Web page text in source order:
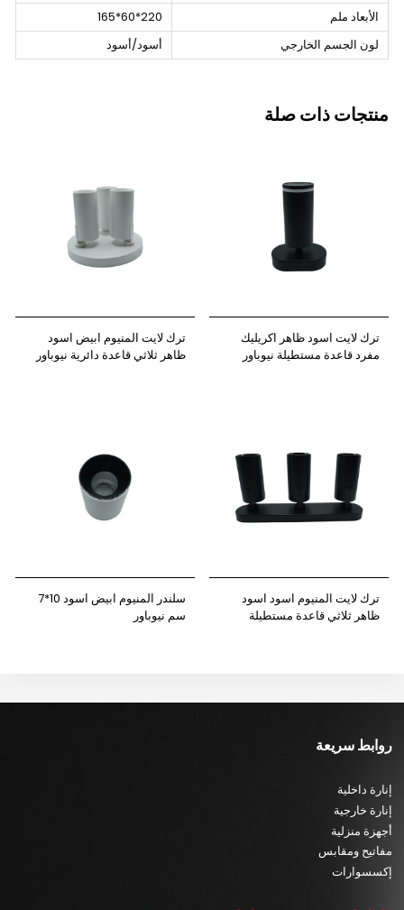
الأبعاد ملم
220*60*165
لون الجسم الخارجي
أسود/أسود
منتجات ذات صلة
ترك لايت اسود ظاهر اكريليك
مفرد قاعدة مستطيلة نيوباور
ترك لايت المنيوم ابيض اسود
ظاهر ثلاثي قاعدة دائرية نيوباور
ترك لايت المنيوم اسود اسود
ظاهر ثلاثي قاعدة مستطيلة
سلندر المنيوم ابيض اسود 10*7
سم نيوباور
روابط سريعة
إنارة داخلية
إنارة خارجية
أجهزة منزلية
مفاتيح ومقابس
إكسسوارات